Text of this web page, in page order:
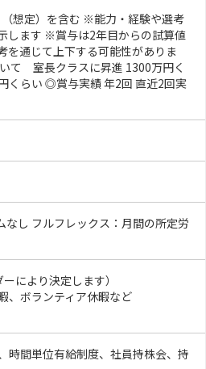
想定）を含む ※能力・経験や選考
します ※賞与は2年目からの試算値
を通じて上下する可能性がありま
て 室長クラスに昇進 1300万円く
くらい ◎賞与実績 年2回 直近2回実
し フルフレックス：月間の所定労
により決定します）
、ボランティア休暇など
間単位有給制度、社員持株会、持